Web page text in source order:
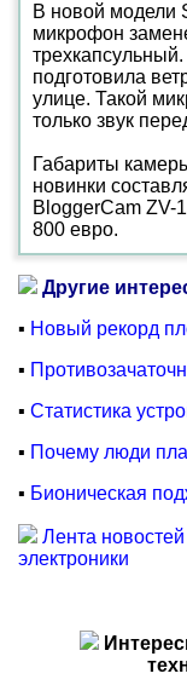
В новой модели
микрофон
подготовила
улице. Такой
только звук
Габариты
новинки
BloggerCam ZV-
800 евро.
Другие
▪ Новый рекорд
▪
▪ Статистика
▪ Почему люди
▪ Бионическая
Лента
электроники